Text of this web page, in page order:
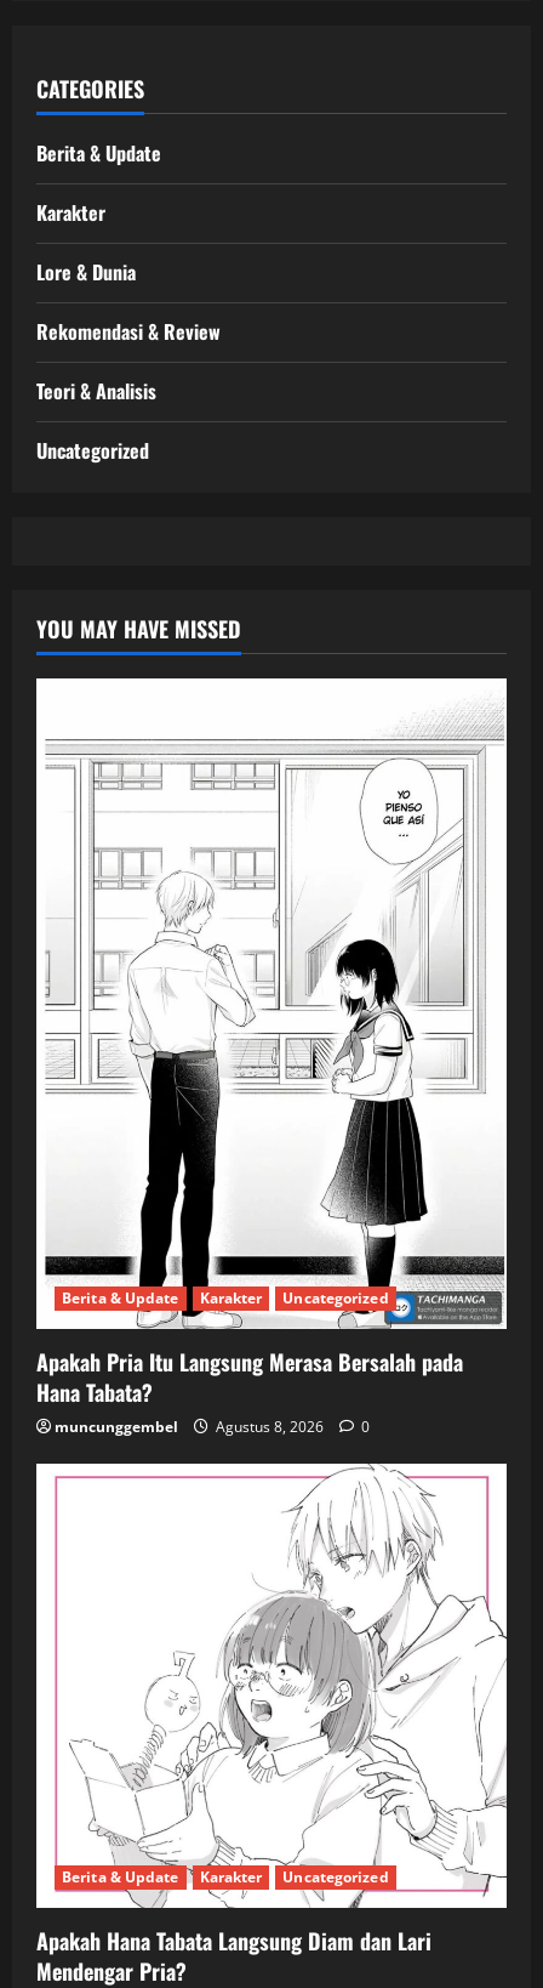
CATEGORIES
Berita & Update
Karakter
Lore & Dunia
Rekomendasi & Review
Teori & Analisis
Uncategorized
YOU MAY HAVE MISSED
Berita & Update Karakter Uncategorized
Apakah Pria Itu Langsung Merasa Bersalah pada
Hana Tabata?
muncunggembel Agustus 8, 2026 0
Berita & Update Karakter Uncategorized
Apakah Hana Tabata Langsung Diam dan Lari
Mendengar Pria?